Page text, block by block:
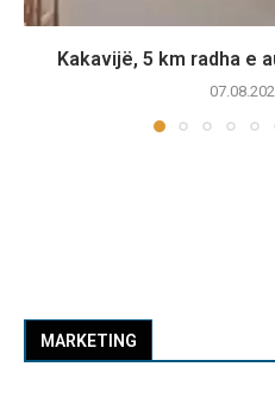
Kakavijë, 5 km radha e
MARKETING